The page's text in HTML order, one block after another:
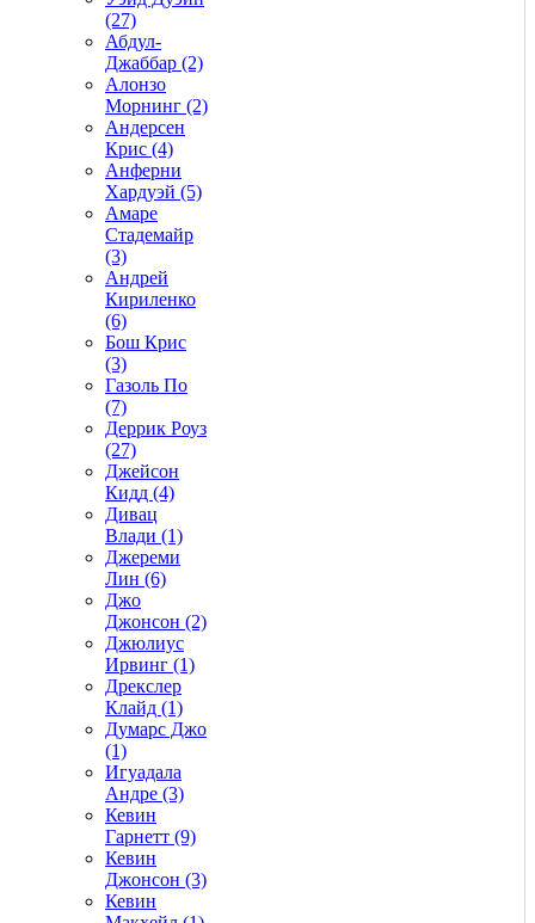
(27)
Абдул-
Джаббар (2)
Алонзо
Морнинг (2)
Андерсен
Крис (4)
Анферни
Xардуэй (5)
Амаре
Стадемайр
(3)
Андрей
Кириленко
(6)
Бош Крис
(3)
Газоль По
(7)
Деррик Роуз
(27)
Джейсон
Кидд (4)
Дивац
Влади (1)
Джереми
Лин (6)
Джо
Джонсон (2)
Джюлиус
Ирвинг (1)
Дрекслер
Клайд (1)
Думарс Джо
(1)
Игуадала
Андре (3)
Кевин
Гарнетт (9)
Кевин
Джонсон (3)
Кевин